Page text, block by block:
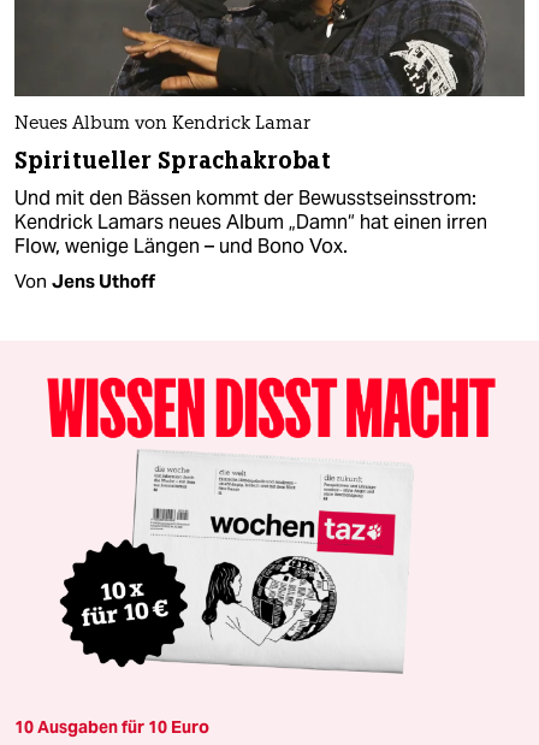
Neues Album von Kendrick Lamar
Spiritueller Sprachakrobat
Und mit den Bässen kommt der Bewusstseinsstrom:
Kendrick Lamars neues Album „Damn“ hat einen irren
Flow, wenige Längen – und Bono Vox.
Von Jens Uthoff
10 Ausgaben für 10 Euro